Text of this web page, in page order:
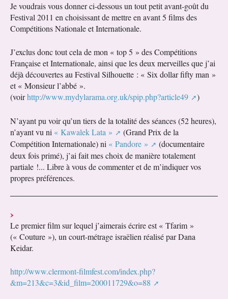
Je voudrais vous donner ci-dessous un tout petit avant-goût du
Festival 2011 en choisissant de mettre en avant 5 films des
Compétitions Nationale et Internationale.
J’exclus donc tout cela de mon « top 5 » des Compétitions
Française et Internationale, ainsi que les deux merveilles que j’ai
déjà découvertes au Festival Silhouette : « Six dollar fifty man »
et « Monsieur l’abbé ».
(voirhttp://www.mydylarama.org.uk/spip.php?article49 )
N’ayant pu voir qu’un tiers de la totalité des séances (52 heures),
n’ayant vu ni « Kawalek Lata »
(Grand Prix de la
Compétition Internationale) ni « Pandore »
(documentaire
deux fois primé), j’ai fait mes choix de manière totalement
partiale !... Libre à vous de commenter et de m’indiquer vos
propres préférences.
Le premier film sur lequel j’aimerais écrire est « Tfarim »
(« Couture »), un court-métrage israëlien réalisé par Dana
Keidar.
http://www.clermont-filmfest.com/index.php?
&m=213&c=3&id_film=200011729&o=88